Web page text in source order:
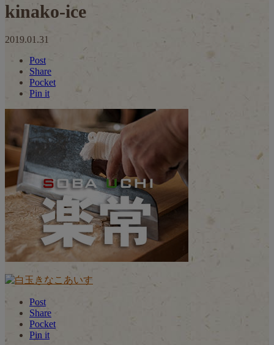
kinako-ice
2019.01.31
Post
Share
Pocket
Pin it
Post
Share
Pocket
Pin it